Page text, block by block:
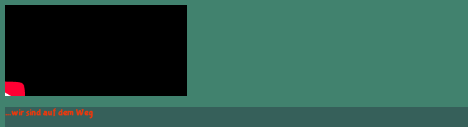
…wir sind auf dem Weg